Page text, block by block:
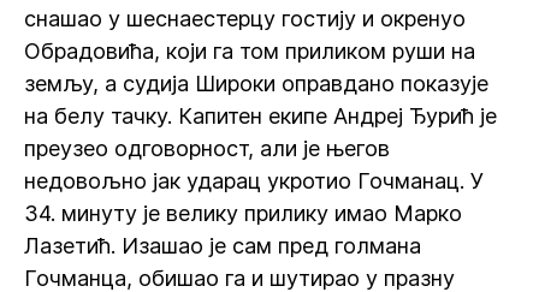
снашао у шеснаестерцу гостију и окренуо
Обрадовића, који га том приликом руши на
земљу, а судија Широки оправдано показује
на белу тачку. Капитен екипе Андреј Ђурић је
преузео одговорност, али је његов
недовољно јак ударац укротио Гочманац. У
34. минуту је велику прилику имао Марко
Лазетић. Изашао је сам пред голмана
Гочманца, обишао га и шутирао у празну